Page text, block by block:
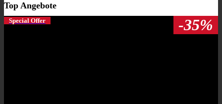
Top Angebote
Special Offer -35%